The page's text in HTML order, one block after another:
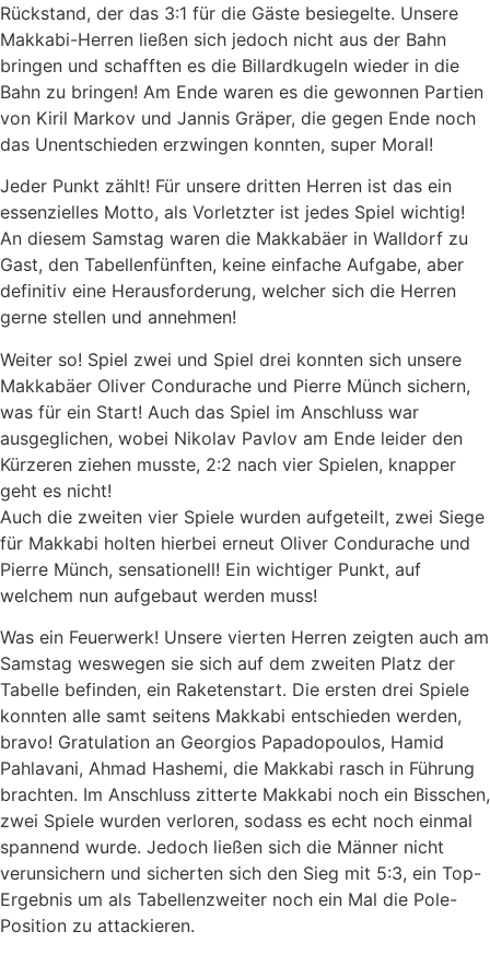
Rückstand, der das 3:1 für die Gäste besiegelte. Unsere
Makkabi-Herren ließen sich jedoch nicht aus der Bahn
bringen und schafften es die Billardkugeln wieder in die
Bahn zu bringen! Am Ende waren es die gewonnen Partien
von Kiril Markov und Jannis Gräper, die gegen Ende noch
das Unentschieden erzwingen konnten, super Moral!
Jeder Punkt zählt! Für unsere dritten Herren ist das ein
essenzielles Motto, als Vorletzter ist jedes Spiel wichtig!
An diesem Samstag waren die Makkabäer in Walldorf zu
Gast, den Tabellenfünften, keine einfache Aufgabe, aber
definitiv eine Herausforderung, welcher sich die Herren
gerne stellen und annehmen!
Weiter so! Spiel zwei und Spiel drei konnten sich unsere
Makkabäer Oliver Condurache und Pierre Münch sichern,
was für ein Start! Auch das Spiel im Anschluss war
ausgeglichen, wobei Nikolav Pavlov am Ende leider den
Kürzeren ziehen musste, 2:2 nach vier Spielen, knapper
geht es nicht!
Auch die zweiten vier Spiele wurden aufgeteilt, zwei Siege
für Makkabi holten hierbei erneut Oliver Condurache und
Pierre Münch, sensationell! Ein wichtiger Punkt, auf
welchem nun aufgebaut werden muss!
Was ein Feuerwerk! Unsere vierten Herren zeigten auch am
Samstag weswegen sie sich auf dem zweiten Platz der
Tabelle befinden, ein Raketenstart. Die ersten drei Spiele
konnten alle samt seitens Makkabi entschieden werden,
bravo! Gratulation an Georgios Papadopoulos, Hamid
Pahlavani, Ahmad Hashemi, die Makkabi rasch in Führung
brachten. Im Anschluss zitterte Makkabi noch ein Bisschen,
zwei Spiele wurden verloren, sodass es echt noch einmal
spannend wurde. Jedoch ließen sich die Männer nicht
verunsichern und sicherten sich den Sieg mit 5:3, ein Top-
Ergebnis um als Tabellenzweiter noch ein Mal die Pole-
Position zu attackieren.